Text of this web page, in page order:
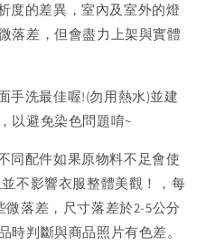
度的差異，室內及室外的燈
落差，但會盡力上架與實體
洗最佳喔!(勿用熱水)並建
以避免染色問題唷~
同配件如果原物料不足會使
不影響衣服整體美觀！，每
落差，尺寸落差於2-5公分
時判斷與商品照片有色差。